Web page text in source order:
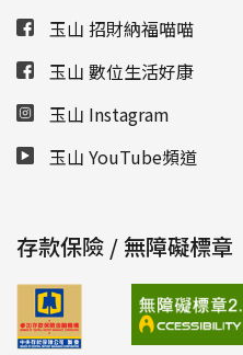
玉山 招財納福喵喵
玉山 數位生活好康
玉山 Instagram
玉山 YouTube頻道
存款保險 / 無障礙標章